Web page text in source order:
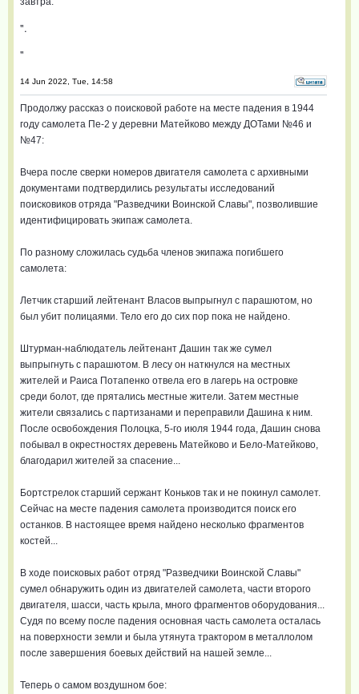
".
"
14 Jun 2022, Tue, 14:58
Продолжу рассказ о поисковой работе на месте падения в 1944
году самолета Пе-2 у деревни Матейково между ДОТами №46 и
№47:
Вчера после сверки номеров двигателя самолета с архивными
документами подтвердились результаты исследований
поисковиков отряда "Разведчики Воинской Славы", позволившие
идентифицировать экипаж самолета.
По разному сложилась судьба членов экипажа погибшего
самолета:
Летчик старший лейтенант Власов выпрыгнул с парашютом, но
был убит полицаями. Тело его до сих пор пока не найдено.
Штурман-наблюдатель лейтенант Дашин так же сумел
выпрыгнуть с парашютом. В лесу он наткнулся на местных
жителей и Раиса Потапенко отвела его в лагерь на островке
среди болот, где прятались местные жители. Затем местные
жители связались с партизанами и переправили Дашина к ним.
После освобождения Полоцка, 5-го июля 1944 года, Дашин снова
побывал в окрестностях деревень Матейково и Бело-Матейково,
благодарил жителей за спасение...
Бортстрелок старший сержант Коньков так и не покинул самолет.
Сейчас на месте падения самолета производится поиск его
останков. В настоящее время найдено несколько фрагментов
костей...
В ходе поисковых работ отряд "Разведчики Воинской Славы"
сумел обнаружить один из двигателей самолета, части второго
двигателя, шасси, часть крыла, много фрагментов оборудования...
Судя по всему после падения основная часть самолета осталась
на поверхности земли и была утянута трактором в металлолом
после завершения боевых действий на нашей земле...
Теперь о самом воздушном бое: